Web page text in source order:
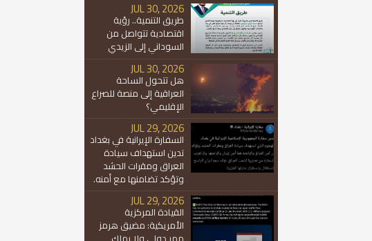
JUL 30, 2026
طريق التنمية.. رؤية
اقتصادية تتواصل من
السوداني إلى الزيدي
JUL 30, 2026
هل تتحول الساحة
العراقية إلى منصة للصراع
الإقليمي؟
JUL 29, 2026
السفارة الإيرانية في بغداد
تدين استهداف سيادة
العراق ومقرات الحشد
وتؤكد تضامنها مع أمنه.
JUL 29, 2026
القيادة المركزية
الأمريكية: مضيق هرمز